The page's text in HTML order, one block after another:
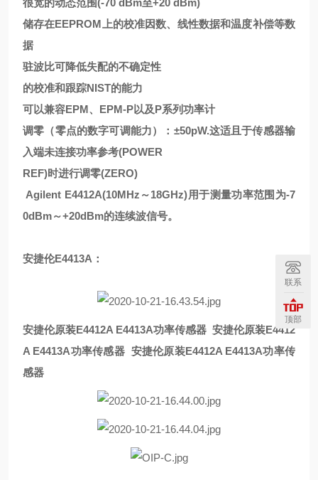
很宽的动态范围(-70 dBm至+20 dBm)
储存在EEPROM上的校准因数、线性数据和温度补偿等数
据
驻波比可降低失配的不确定性
的校准和跟踪NIST的能力
可以兼容EPM、EPM-P以及P系列功率计
调零（零点的数字可调能力）：±50pW.这适且于传感器输
入端未连接功率参考(POWER
REF)时进行调零(ZERO)
Agilent E4412A(10MHz～18GHz)用于测量功率范围为-7
0dBm～+20dBm的连续波信号。
安捷伦E4413A：
安捷伦原装E4412A E4413A功率传感器 安捷伦原装E4412
A E4413A功率传感器 安捷伦原装E4412A E4413A功率传
感器
联系
顶部